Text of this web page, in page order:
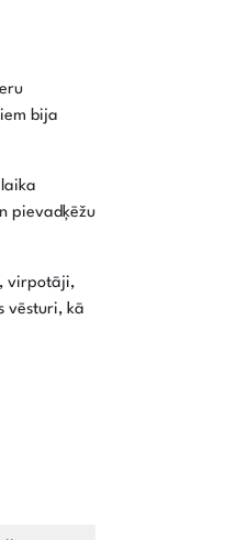
bija
pievadķēžu
virpotāji,
vēsturi, kā